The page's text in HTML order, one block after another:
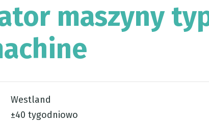
maszyny
Westland
±40 tygodniowo